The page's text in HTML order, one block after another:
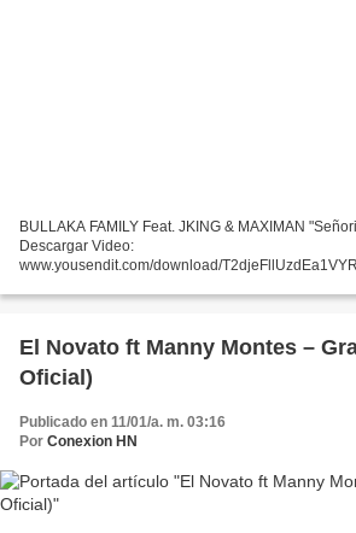
BULLAKA FAMILY Feat. JKING & MAXIMAN
Descargar Video:
www.yousendit.com/download/
El Novato ft Manny Montes –
Oficial)
Publicado en 11/01/a. m. 03:16
Por Conexion HN